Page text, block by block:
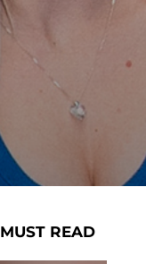
MUST READ